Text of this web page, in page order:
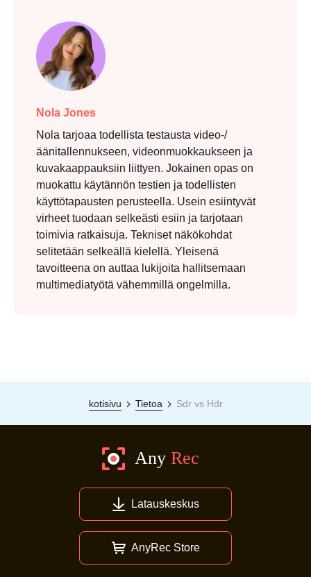
Nola Jones
Nola tarjoaa todellista testausta video-/
äänitallennukseen, videonmuokkaukseen ja
kuvakaappauksiin liittyen. Jokainen opas on
muokattu käytännön testien ja todellisten
käyttötapausten perusteella. Usein esiintyvät
virheet tuodaan selkeästi esiin ja tarjotaan
toimivia ratkaisuja. Tekniset näkökohdat
selitetään selkeällä kielellä. Yleisenä
tavoitteena on auttaa lukijoita hallitsemaan
multimediatyötä vähemmillä ongelmilla.
kotisivu Tietoa Sdr vs Hdr
Latauskeskus
AnyRec Store